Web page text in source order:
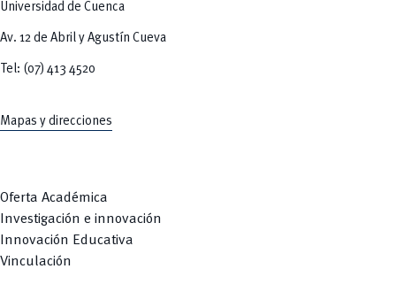
Universidad de Cuenca
Av. 12 de Abril y Agustín Cueva
Tel: (07) 413 4520
Mapas y direcciones
Oferta Académica
Investigación e innovación
Innovación Educativa
Vinculación